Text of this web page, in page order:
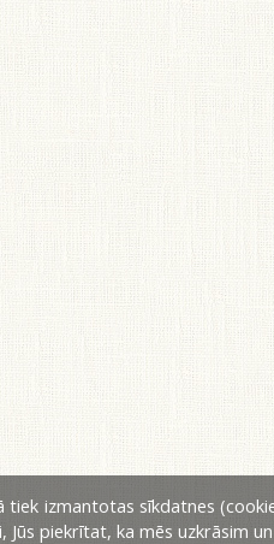
tiek izmantotas sīkdatnes
piekrītat, ka mēs uzkrāsim